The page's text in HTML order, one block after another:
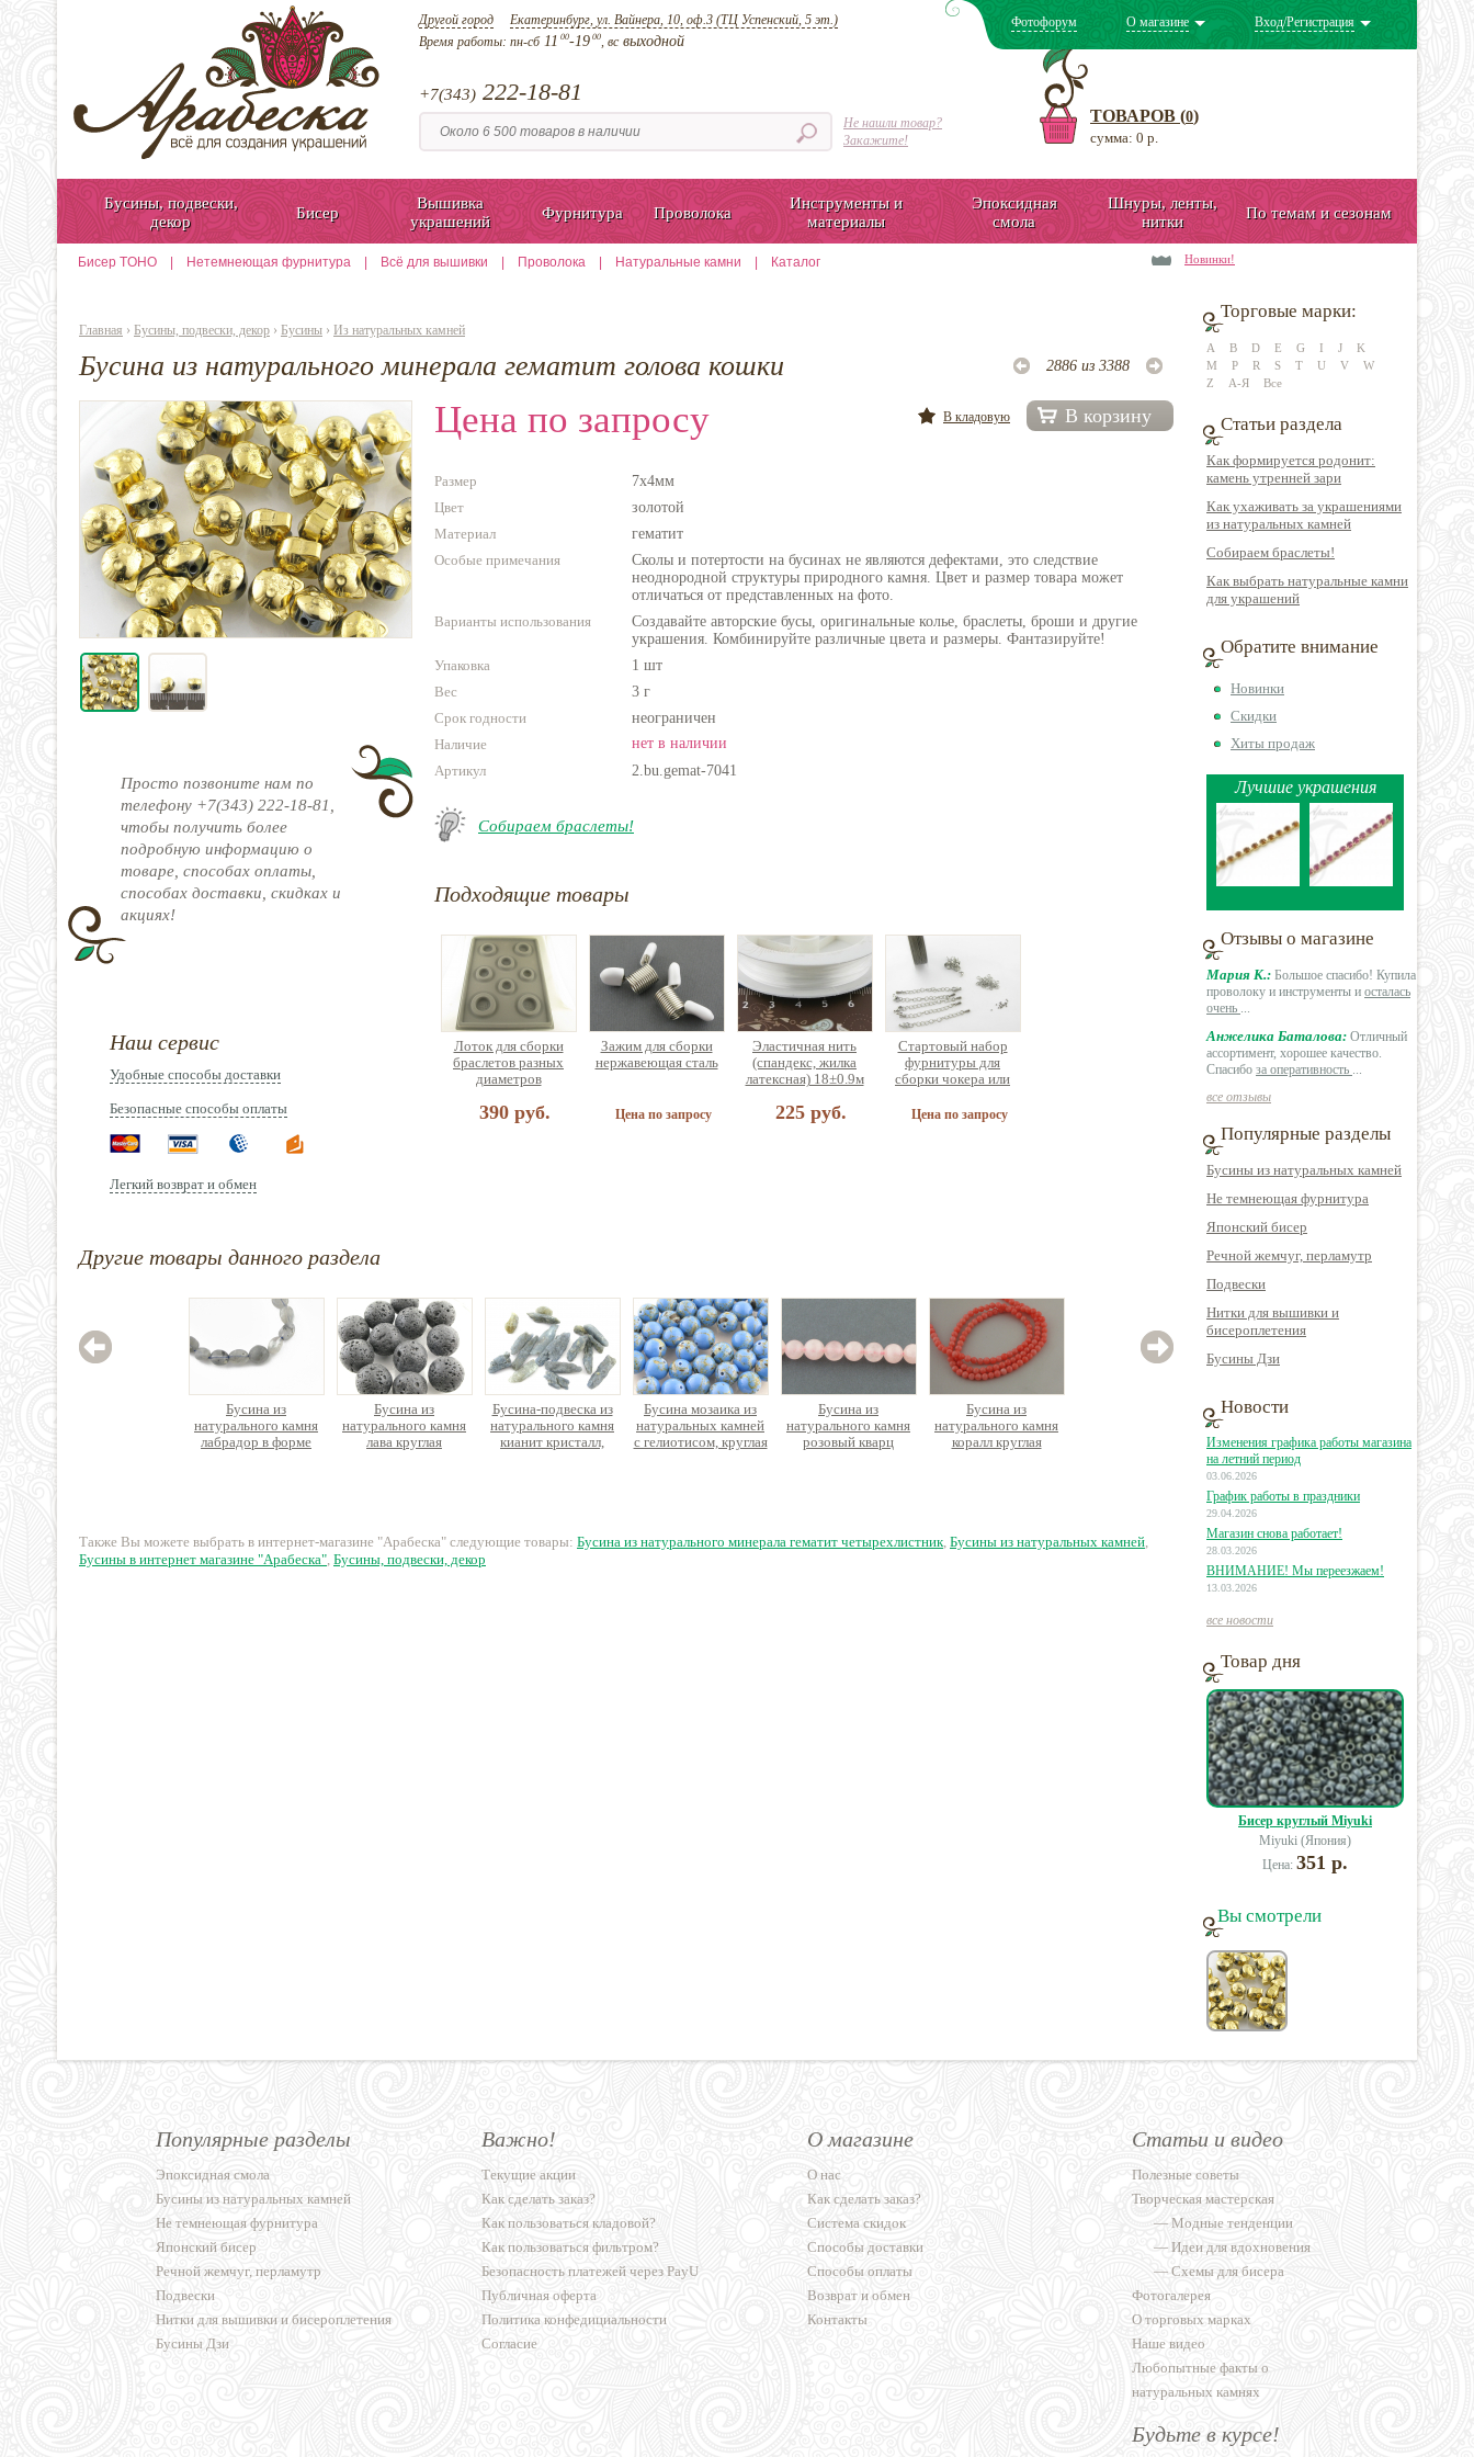
Другой город Екатеринбург, ул. Вайнера, 10, оф.3 (ТЦ Успенский, 5 эт.)
Время работы: пн-сб11 00-19 00, всвыходной
+7(343) 222-18-81
Не нашли товар?
Закажите!
Фотофорум О магазине Вход/Регистрация
ТОВАРОВ (0)
сумма: 0 р.
Бусины, подвески,
декор
Бисер
Вышивка
украшений
Фурнитура Проволока
Инструменты и
материалы
Эпоксидная
смола
Шнуры, ленты,
нитки
По темам и сезонам
Бисер TOHO Нетемнеющая фурнитура Всё для вышивки Проволока Натуральные камни Каталог Новинки!
Главная › Бусины, подвески, декор › Бусины › Из натуральных камней
Бусина из натурального минерала гематит голова кошки 2886 из 3388
Просто позвоните нам по
телефону +7(343) 222-18-81,
чтобы получить более
подробную информацию о
товаре, способах оплаты,
способах доставки, скидках и
акциях!
Наш сервис
Удобные способы доставки
Безопасные способы оплаты
Легкий возврат и обмен
Цена по запросу В корзину
В кладовую
Размер
7х4мм
Цвет
золотой
Материал
гематит
Особые примечания
Сколы и потертости на бусинах не являются дефектами, это следствие
неоднородной структуры природного камня. Цвет и размер товара может
отличаться от представленных на фото.
Варианты использования
Создавайте авторские бусы, оригинальные колье, браслеты, броши и другие
украшения. Комбинируйте различные цвета и размеры. Фантазируйте!
Упаковка
1 шт
Вес
3 г
Срок годности
неограничен
Наличие
нет в наличии
Артикул
2.bu.gemat-7041
Собираем браслеты!
Подходящие товары
Лоток для сборки
браслетов разных
диаметров
390 руб.
Зажим для сборки
нержавеющая сталь
Цена по запросу
Эластичная нить
(спандекс, жилка
латексная) 18±0.9м
225 руб.
Стартовый набор
фурнитуры для
сборки чокера или
украшений)
Цена по запросу
275 руб.
Другие товары данного раздела
Бусина из
натурального камня
лабрадор в форме
Бусина из
натурального камня
лава круглая
Бусина-подвеска из
натурального камня
кианит кристалл,
Бусина мозаика из
натуральных камней
с гелиотисом, круглая
Бусина из
натурального камня
розовый кварц
Бусина из
натурального камня
коралл круглая
Бусина из
натурального камня
агат граненый куб
25 руб.
агат круглая
Также Вы можете выбрать в интернет-магазине "Арабеска" следующие товары: Бусина из натурального минерала гематит четырехлистник, Бусины из натуральных камней,
Бусины в интернет магазине "Арабеска", Бусины, подвески, декор
Торговые марки:
A B D E G I J
K
M
P R S T U V
W
Z
А-Я Все
Статьи раздела
Как формируется родонит:
камень утренней зари
Как ухаживать за украшениями
из натуральных камней
Собираем браслеты!
Как выбрать натуральные камни
для украшений
Обратите внимание
Новинки
Скидки
Хиты продаж
Лучшие украшения
Отзывы о магазине
Мария К.: Большое спасибо! Купила
проволоку и инструменты и осталась
очень ...
Анжелика Баталова: Отличный
ассортимент, хорошее качество.
Спасибо за оперативность ...
все отзывы
Популярные разделы
Бусины из натуральных камней
Не темнеющая фурнитура
Японский бисер
Речной жемчуг, перламутр
Подвески
Нитки для вышивки и
бисероплетения
Бусины Дзи
Новости
Изменения графика работы магазина
на летний период
03.06.2026
График работы в праздники
29.04.2026
Магазин снова работает!
28.03.2026
ВНИМАНИЕ! Мы переезжаем!
13.03.2026
все новости
Товар дня
Бисер круглый Miyuki
Miyuki (Япония)
Цена: 351 р.
Вы смотрели
Популярные разделы
Эпоксидная смола
Бусины из натуральных камней
Не темнеющая фурнитура
Японский бисер
Речной жемчуг, перламутр
Подвески
Нитки для вышивки и бисероплетения
Бусины Дзи
Важно!
Текущие акции
Как сделать заказ?
Как пользоваться кладовой?
Как пользоваться фильтром?
Безопасность платежей через PayU
Публичная оферта
Политика конфедициальности
Согласие
О магазине
О нас
Как сделать заказ?
Система скидок
Способы доставки
Способы оплаты
Возврат и обмен
Контакты
Статьи и видео
Полезные советы
Творческая мастерская
—Модные тенденции
—Идеи для вдохновения
—Схемы для бисера
Фотогалерея
О торговых марках
Наше видео
Любопытные факты о
натуральных камнях
Будьте в курсе!